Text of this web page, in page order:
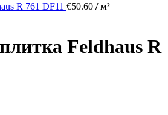
R 761 DF11 €50.60 / м²
Feldhaus R